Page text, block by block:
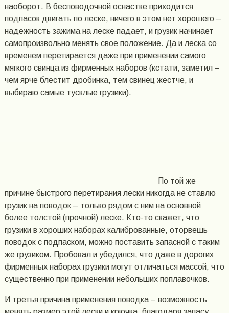
наоборот. В бесповодочной оснастке приходится
подпасок двигать по леске, ничего в этом нет хорошего –
надежность зажима на леске падает, и грузик начинает
самопроизвольно менять свое положение. Да и леска со
временем перетирается даже при применении самого
мягкого свинца из фирменных наборов (кстати, заметил –
чем ярче блестит дробинка, тем свинец жестче, и
выбираю самые тусклые грузики).
По той же
причине быстрого перетирания лески никогда не ставлю
грузик на поводок – только рядом с ним на основной
более толстой (прочной) леске. Кто-то скажет, что
грузики в хороших наборах калиброванные, оторвешь
поводок с подпаском, можно поставить запасной с таким
же грузиком. Пробовал и убедился, что даже в дорогих
фирменных наборах грузики могут отличаться массой, что
существенно при применении небольших поплавочков.
И третья причина применения поводка – возможность